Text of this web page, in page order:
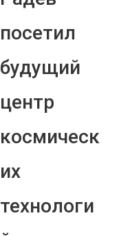
посетил
будущий
центр
космическ
их
технологи